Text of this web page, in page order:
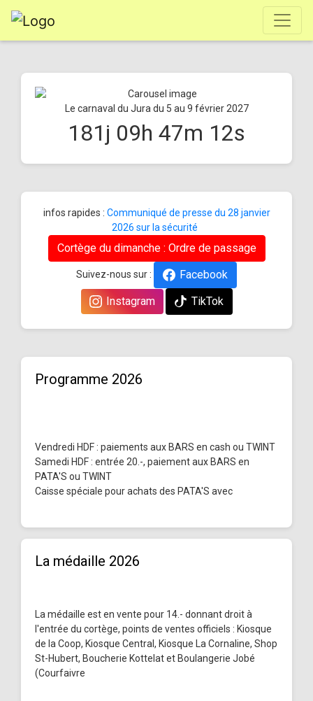
Le carnaval du Jura du 5 au 9 février 2027
181 j 09h 47m 12s
infos rapides : Communiqué de presse du 28 janvier
2026 sur la sécurité
Cortège du dimanche : Ordre de passage
Suivez-nous sur :
Facebook
Instagram
TikTok
Programme 2026
Vendredi HDF : paiements aux BARS en cash ou TWINT
Samedi HDF : entrée 20.-, paiement aux BARS en
PATA'S ou TWINT
Caisse spéciale pour achats des PATA'S avec
La médaille 2026
La médaille est en vente pour 14.- donnant droit à
l'entrée du cortège, points de ventes officiels : Kiosque
de la Coop, Kiosque Central, Kiosque La Cornaline, Shop
St-Hubert, Boucherie Kottelat et Boulangerie Jobé
(Courfaivre